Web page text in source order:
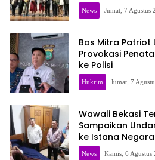
News Jumat, 7 Agustus
Bos Mitra Patriot
Provokasi
ke Polisi
Hukrim Jumat, 7
Wawali Bekasi
Sampaikan
ke Istana Negara
News Kamis, 6 Agustus